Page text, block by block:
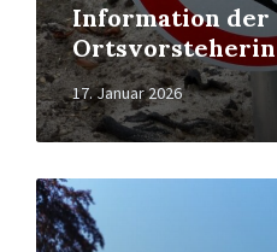
Information der
Ortsvorsteherin
17. Januar 2026
Read
More